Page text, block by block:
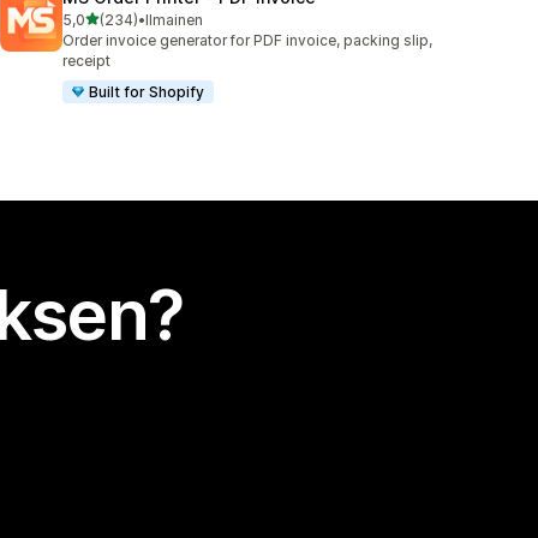
5,0/ 5 tähteä
(234)
234 arvostelua yhteensä
•Ilmainen
Order invoice generator for PDF invoice, packing slip,
receipt
Built for Shopify